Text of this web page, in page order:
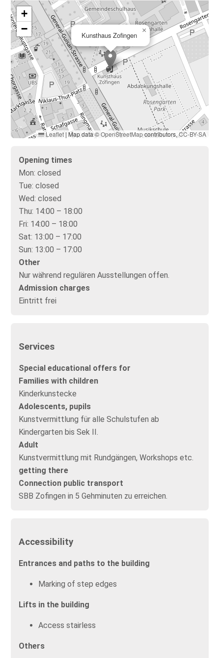
Kunsthaus Zofingen
×
+
−
Leaflet | Map data ©OpenStreetMapcontributors,CC-BY-SA
Opening times
Mon: closed
Tue: closed
Wed: closed
Thu: 14:00 – 18:00
Fri: 14:00 – 18:00
Sat: 13:00 – 17:00
Sun: 13:00 – 17:00
Other
Nur während regulären Ausstellungen offen.
Admission charges
Eintritt frei
Services
Special educational offers for
Families with children
Kinderkunstecke
Adolescents, pupils
Kunstvermittlung für alle Schulstufen ab
Kindergarten bis Sek II.
Adult
Kunstvermittlung mit Rundgängen, Workshops etc.
getting there
Connection public transport
SBB Zofingen in 5 Gehminuten zu erreichen.
Accessibility
Entrances and paths to the building
Marking of step edges
Lifts in the building
Access stairless
Others